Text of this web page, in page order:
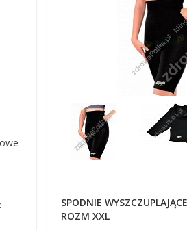
SPODNIE
ROZM XXL